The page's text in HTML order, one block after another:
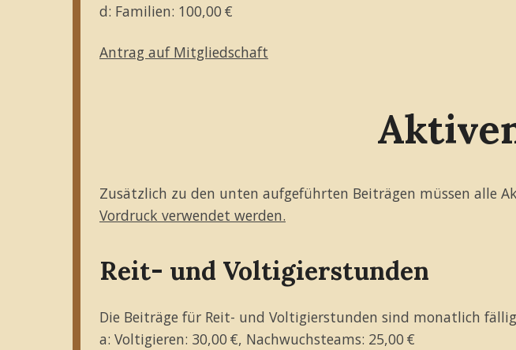
d: Familien: 100,00 €
Antrag auf Mitgliedschaft
Zusätzlich zu den unten aufgeführten Beiträgen müssen alle
Vordruck verwendet werden.
Reit- und Voltigierstunden
Die Beiträge für Reit- und Voltigierstunden sind monatlich
a: Voltigieren: 30,00 €, Nachwuchsteams: 25,00 €